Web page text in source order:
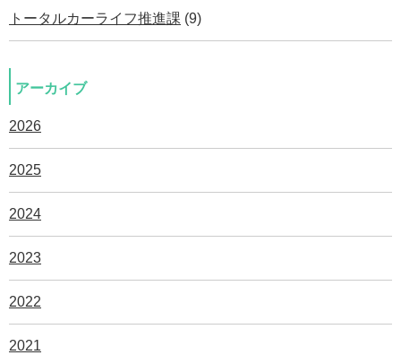
トータルカーライフ推進課 (9)
アーカイブ
2026
2025
2024
2023
2022
2021